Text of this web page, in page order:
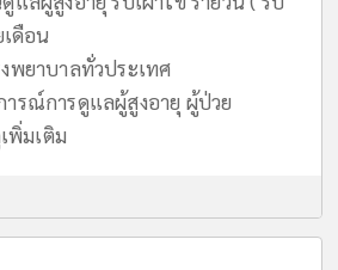
ดือน
พยาบาลทั่วประเทศ
รณ์การดูแลผู้สูงอายุ ผู้ป่วย
พิ่มเติม